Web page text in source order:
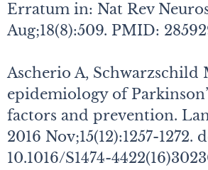
Erratum in: Nat Rev
Aug;18(8):509. PMID:
Ascherio A, Schwarzschild
epidemiology of
factors and prevention.
2016 Nov;15(12):1257-1272.
10.1016/S1474-